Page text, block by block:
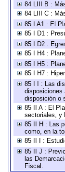
84 LIII B :
84 LIII C :
85 I A1 : El
85 I D1 :
85 I D2 :
85 I H4 :
85 I H5 :
85 I H7 :
85 I I : Las
disposiciones
disposición o
85 II A : El
sectoriales, y
85 II H : Las
como, en la
85 II I :
85 II J :
las
Fiscal.